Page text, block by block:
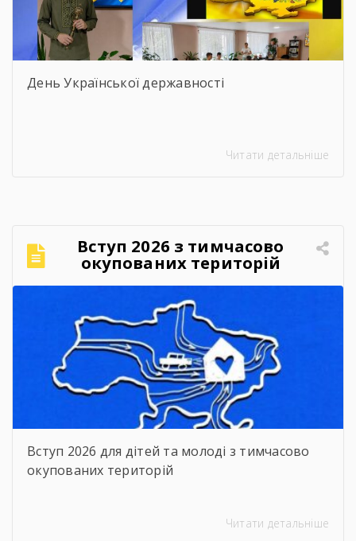
День Української державності
Читати детальніше
Вступ 2026 з тимчасово
окупованих територій
Вступ 2026 для дітей та молоді з тимчасово
окупованих територій
Читати детальніше